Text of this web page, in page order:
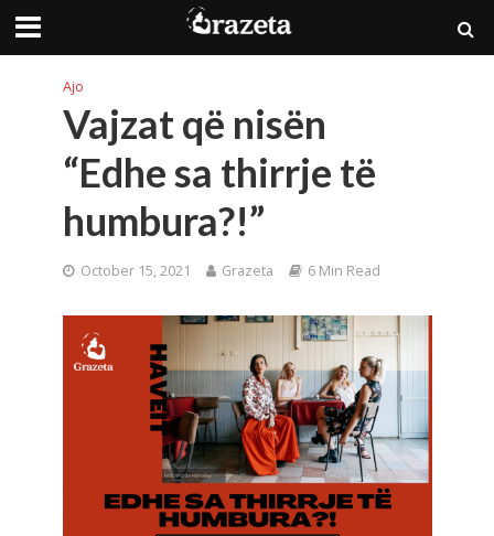
Ajo
Vajzat që nisën
“Edhe sa thirrje të
humbura?!”
October 15, 2021 Grazeta 6 Min Read